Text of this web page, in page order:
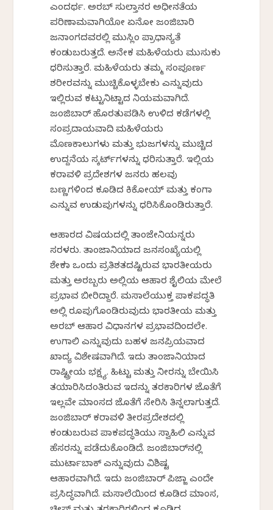
ಎಂದರ್ಥ. ಅರಬ್ ಸುಲ್ತಾನರ ಅಧೀನತೆಯ
ಪರಿಣಾಮವಾಗಿಯೋ ಏನೋ ಜಂಜಿಬಾರಿ
ಜನಾಂಗದವರಲ್ಲಿ ಮುಸ್ಲಿಂ ಪ್ರಾಧಾನ್ಯತೆ
ಕಂಡುಬರುತ್ತದೆ. ಅನೇಕ ಮಹಿಳೆಯರು ಮುಸುಕು
ಧರಿಸುತ್ತಾರೆ. ಮಹಿಳೆಯರು ತಮ್ಮ ಸಂಪೂರ್ಣ
ಶರೀರವನ್ನು ಮುಚ್ಚಿಕೊಳ್ಳಬೇಕು ಎನ್ನುವುದು
ಇಲ್ಲಿರುವ ಕಟ್ಟುನಿಟ್ಟಾದ ನಿಯಮವಾಗಿದೆ.
ಜಂಜಿಬಾರ್ ಹೊರತುಪಡಿಸಿ ಉಳಿದ ಕಡೆಗಳಲ್ಲಿ
ಸಂಪ್ರದಾಯವಾದಿ ಮಹಿಳೆಯರು
ಮೊಣಕಾಲುಗಳು ಮತ್ತು ಭುಜಗಳನ್ನು ಮುಚ್ಚಿದ
ಉದ್ದನೆಯ ಸ್ಕರ್ಟ್‌ಗಳನ್ನು ಧರಿಸುತ್ತಾರೆ. ಇಲ್ಲಿಯ
ಕರಾವಳಿ ಪ್ರದೇಶಗಳ ಜನರು ಹಲವು
ಬಣ್ಣಗಳಿಂದ ಕೂಡಿದ ಕಿಕೋಯ್ ಮತ್ತು ಕಂಗಾ
ಎನ್ನುವ ಉಡುಪುಗಳನ್ನು ಧರಿಸಿಕೊಂಡಿರುತ್ತಾರೆ.
ಆಹಾರದ ವಿಷಯದಲ್ಲಿ ತಾಂಜೇನಿಯನ್ನರು
ಸರಳರು. ತಾಂಜಾನಿಯಾದ ಜನಸಂಖ್ಯೆಯಲ್ಲಿ
ಶೇಕಡಾ ಒಂದು ಪ್ರತಿಶತದಷ್ಟಿರುವ ಭಾರತೀಯರು
ಮತ್ತು ಅರಬ್ಬರು ಅಲ್ಲಿಯ ಆಹಾರ ಶೈಲಿಯ ಮೇಲೆ
ಪ್ರಭಾವ ಬೀರಿದ್ದಾರೆ. ಮಸಾಲೆಯುಕ್ತ ಪಾಕಪದ್ಧತಿ
ಅಲ್ಲಿ ರೂಪುಗೊಂಡಿರುವುದು ಭಾರತೀಯ ಮತ್ತು
ಅರಬ್ ಆಹಾರ ವಿಧಾನಗಳ ಪ್ರಭಾವದಿಂದಲೇ.
ಉಗಾಲಿ ಎನ್ನುವುದು ಬಹಳ ಜನಪ್ರಿಯವಾದ
ಖಾದ್ಯ ವಿಶೇಷವಾಗಿದೆ. ಇದು ತಾಂಜಾನಿಯಾದ
ರಾಷ್ಟ್ರೀಯ ಭಕ್ಷ್ಯ. ಹಿಟ್ಟು ಮತ್ತು ನೀರನ್ನು ಬೇಯಿಸಿ
ತಯಾರಿಸಿದಂತಿರುವ ಇದನ್ನು ತರಕಾರಿಗಳ ಜೊತೆಗೆ
ಇಲ್ಲವೇ ಮಾಂಸದ ಜೊತೆಗೆ ಸೇರಿಸಿ ತಿನ್ನಲಾಗುತ್ತದೆ.
ಜಂಜಿಬಾರ್ ಕರಾವಳಿ ತೀರಪ್ರದೇಶದಲ್ಲಿ
ಕಂಡುಬರುವ ಪಾಕಪದ್ಧತಿಯು ಸ್ವಾಹಿಲಿ ಎನ್ನುವ
ಹೆಸರನ್ನು ಪಡೆದುಕೊಂಡಿದೆ. ಜಂಜಿಬಾರ್‌ನಲ್ಲಿ
ಮುರ್ಟಾಬಾಕ್ ಎನ್ನುವುದು ವಿಶಿಷ್ಟ
ಆಹಾರವಾಗಿದೆ. ಇದು ಜಂಜಿಬಾರ್ ಪಿಜ್ಜಾ ಎಂದೇ
ಪ್ರಸಿದ್ಧವಾಗಿದೆ. ಮಸಾಲೆಯಿಂದ ಕೂಡಿದ ಮಾಂಸ,